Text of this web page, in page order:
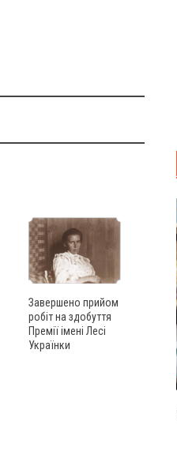
Завершено прийом
робіт на здобуття
Премії імені Лесі
Українки